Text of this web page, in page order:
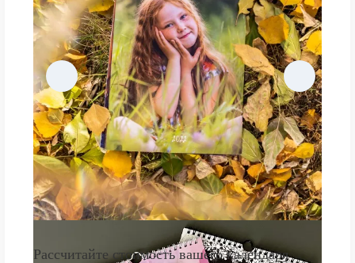
Рассчитайте стоимость вашего календаря